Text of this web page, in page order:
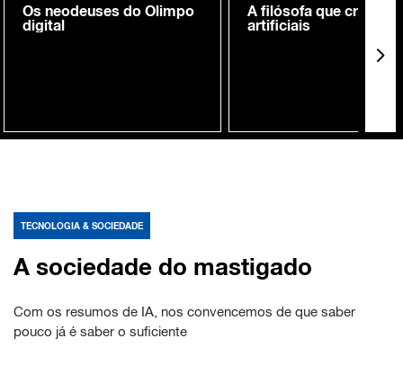
Os neodeuses do Olimpo
digital
A filósofa que cria
artificiais
TECNOLOGIA & SOCIEDADE
A sociedade do mastigado
Com os resumos de IA, nos convencemos de que saber
pouco já é saber o suficiente